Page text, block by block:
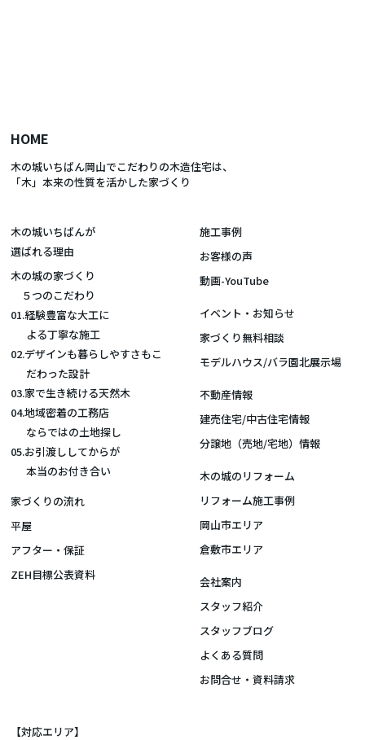
HOME
木の城いちばん岡山でこだわりの木造住宅は、
「木」本来の性質を活かした家づくり
木の城いちばんが
選ばれる理由
木の城の家づくり
５つのこだわり
01.経験豊富な大工に
よる丁寧な施工
02.デザインも暮らしやすさもこ
だわった設計
03.家で生き続ける天然木
04.地域密着の工務店
ならではの土地探し
05.お引渡ししてからが
本当のお付き合い
家づくりの流れ
平屋
アフター・保証
ZEH目標公表資料
施工事例
お客様の声
動画-YouTube
イベント・お知らせ
家づくり無料相談
モデルハウス/バラ園北展示場
不動産情報
建売住宅/中古住宅情報
分譲地（売地/宅地）情報
木の城のリフォーム
リフォーム施工事例
岡山市エリア
倉敷市エリア
会社案内
スタッフ紹介
スタッフブログ
よくある質問
お問合せ・資料請求
【対応エリア】